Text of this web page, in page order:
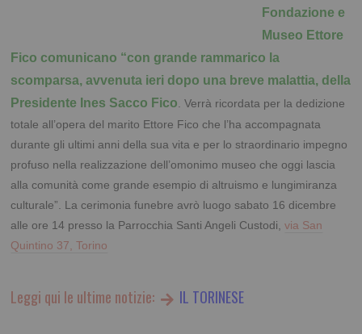
Fondazione e
Museo Ettore
Fico comunicano “con grande rammarico la
scomparsa, avvenuta ieri dopo una breve malattia, della
Presidente Ines Sacco Fico. Verrà ricordata per la dedizione
totale all’opera del marito Ettore Fico che l’ha accompagnata
durante gli ultimi anni della sua vita e per lo straordinario impegno
profuso nella realizzazione dell’omonimo museo che oggi lascia
alla comunità come grande esempio di altruismo e lungimiranza
culturale”. La cerimonia funebre avrò luogo sabato 16 dicembre
alle ore 14 presso la Parrocchia Santi Angeli Custodi,via San
Quintino 37, Torino
Leggi qui le ultime notizie: IL TORINESE